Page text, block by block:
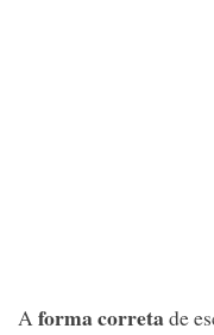
Aforma corretade